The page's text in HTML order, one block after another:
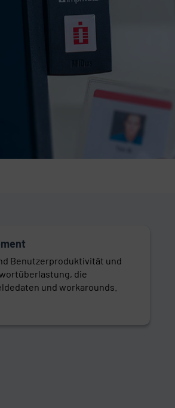
Benutzerproduktivität und
die
und workarounds.